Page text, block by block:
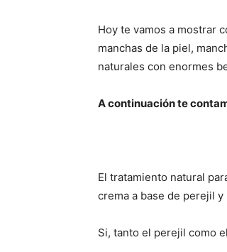
Hoy te vamos a mostrar
manchas de la piel,
naturales con enormes
A continuación te
El tratamiento natural
crema a base de perejil y
Si, tanto el perejil como